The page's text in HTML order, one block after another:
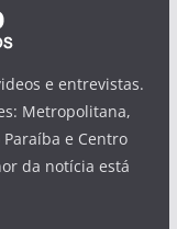
e entrevistas.
Metropolitana,
e Centro
da notícia está